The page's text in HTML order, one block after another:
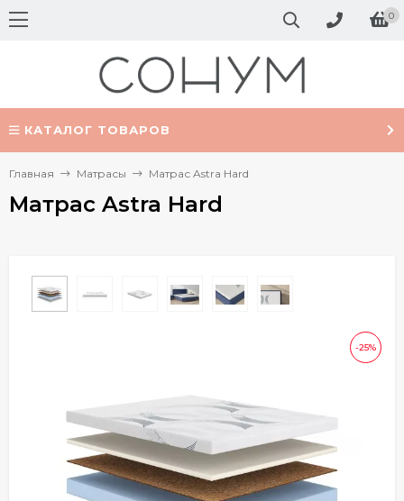
0
КАТАЛОГ ТОВАРОВ
Главная Матрасы Матрас Astra Hard
Матрас Astra Hard
-25%